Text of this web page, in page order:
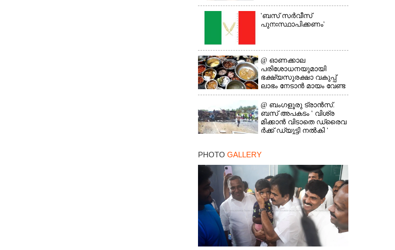
'ബസ് സർവീസ്
പുനഃസ്ഥാപിക്കണം'
@​​​​​​​ ഓണക്കാല
പരിശോധനയുമായി
ഭക്ഷ്യസുരക്ഷാ വകുപ്പ്
ലാഭം നേടാൻ മായം വേണ്ട
@ ബംഗളൂരു ട്രാൻസ്.
ബസ് അപകടം ' വി​ശ്ര​
മിക്കാൻ വിടാതെ ഡ്രൈ​വ​
ർ​ക്ക് ഡ്യൂട്ടി നൽകി '
PHOTO GALLERY